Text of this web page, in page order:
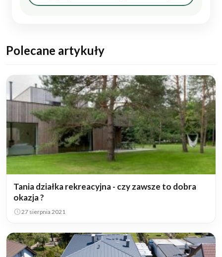
Polecane artykuły
Tania działka rekreacyjna - czy zawsze to dobra
okazja ?
27 sierpnia 2021